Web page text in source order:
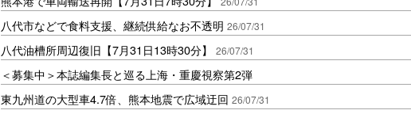
八代市などで食料支援、継続供給なお不透明 26/07/31
八代油槽所周辺復旧【7月31日13時30分】 26/07/31
＜募集中＞本誌編集長と巡る上海・重慶視察第2弾
東九州道の大型車4.7倍、熊本地震で広域迂回 26/07/31